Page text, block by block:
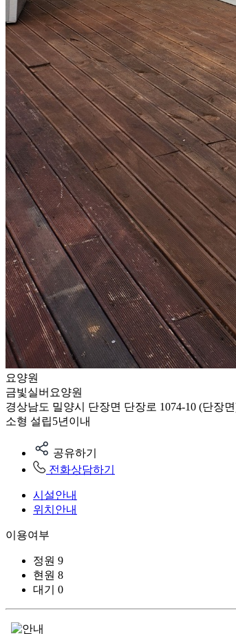
요양원
금빛실버요양원
경상남도 밀양시 단장면 단장로 1074-10 (단장
소형 설립5년이내
공유하기
전화상담하기
시설안내
위치안내
이용여부
정원 9
현원 8
대기
0